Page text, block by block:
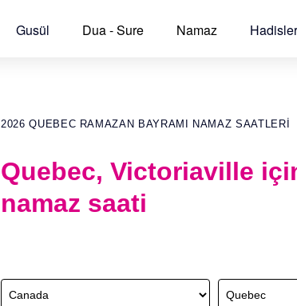
Gusül Dua - Sure Namaz Hadisler
2026 QUEBEC RAMAZAN BAYRAMI NAMAZ SAATLERI
Quebec, Victoriaville
namaz saati